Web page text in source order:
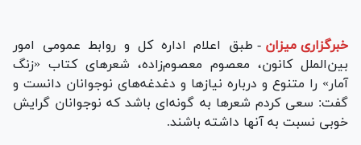
خبرگزاری میزان - طبق اعلام اداره کل و روابط عمومی امور
بین‌الملل کانون، معصوم معصوم‌زاده، شعر‌های کتاب «زنگ
آمار» را متنوع و درباره نیاز‌ها و دغدغه‌های نوجوانان دانست و
گفت: سعی کردم شعر‌ها به گونه‌ای باشد که نوجوانان گرایش
خوبی نسبت به آنها داشته باشند.